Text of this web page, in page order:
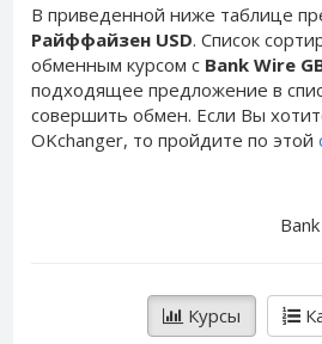
В приведенной ниже таблице
Райффайзен USD. Список
обменным курсом с Bank Wire
подходящее предложение в
совершить обмен. Если Вы
OKchanger, то пройдите по этой
Курсы